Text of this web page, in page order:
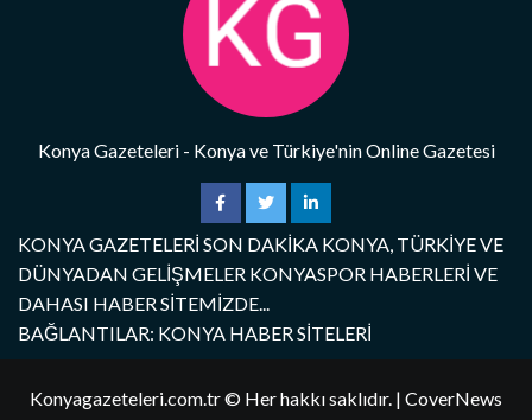
Konya Gazeteleri - Konya ve Türkiye'nin Online Gazetesi
KONYA GAZETELERİ SON DAKİKA KONYA, TÜRKİYE VE
DÜNYADAN GELİŞMELER KONYASPOR HABERLERİ VE
DAHASI HABER SİTEMİZDE...
BAĞLANTILAR: KONYA HABER SİTELERİ
Konyagazeteleri.com.tr © Her hakkı saklıdır. | CoverNews